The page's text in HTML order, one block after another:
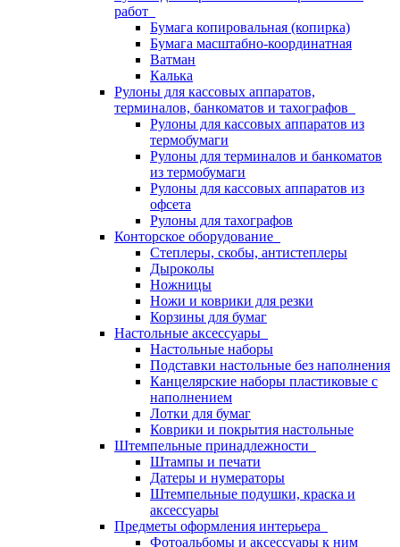
работ
Бумага копировальная (копирка)
Бумага масштабно-координатная
Ватман
Калька
Рулоны для кассовых аппаратов,
терминалов, банкоматов и тахографов
Рулоны для кассовых аппаратов из
термобумаги
Рулоны для терминалов и банкоматов
из термобумаги
Рулоны для кассовых аппаратов из
офсета
Рулоны для тахографов
Конторское оборудование
Степлеры, скобы, антистеплеры
Дыроколы
Ножницы
Ножи и коврики для резки
Корзины для бумаг
Настольные аксессуары
Настольные наборы
Подставки настольные без наполнения
Канцелярские наборы пластиковые с
наполнением
Лотки для бумаг
Коврики и покрытия настольные
Штемпельные принадлежности
Штампы и печати
Датеры и нумераторы
Штемпельные подушки, краска и
аксессуары
Предметы оформления интерьера
Фотоальбомы и аксессуары к ним